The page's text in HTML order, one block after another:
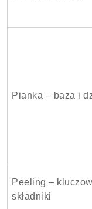
Pianka – baza i
Peeling –
składniki